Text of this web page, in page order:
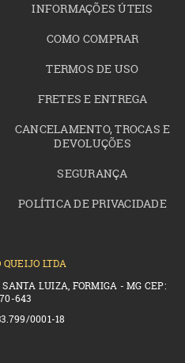
INFORMAÇÕES ÚTEIS
COMO COMPRAR
TERMOS DE USO
FRETES E ENTREGA
CANCELAMENTO, TROCAS E
DEVOLUÇÕES
SEGURANÇA
POLÍTICA DE PRIVACIDADE
QUEIJO LTDA
LUIZA, FORMIGA - MG CEP:
643
0001-18